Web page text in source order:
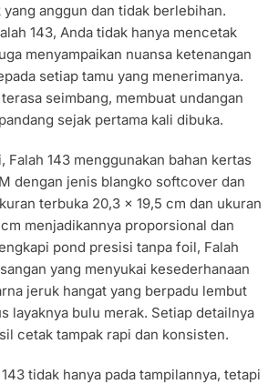
anggun dan tidak berlebihan.
143, Anda tidak hanya mencetak
menyampaikan nuansa ketenangan
setiap tamu yang menerimanya.
seimbang, membuat undangan
sejak pertama kali dibuka.
Falah 143 menggunakan bahan kertas
dengan jenis blangko softcover dan
terbuka 20,3 x 19,5 cm dan ukuran
menjadikannya proporsional dan
pond presisi tanpa foil, Falah
yang menyukai kesederhanaan
jeruk hangat yang berpadu lembut
layaknya bulu merak. Setiap detailnya
cetak tampak rapi dan konsisten.
tidak hanya pada tampilannya, tetapi